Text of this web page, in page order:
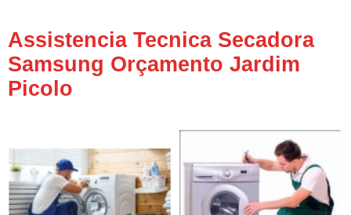
Assistencia Tecnica Secadora
Samsung Orçamento Jardim
Picolo